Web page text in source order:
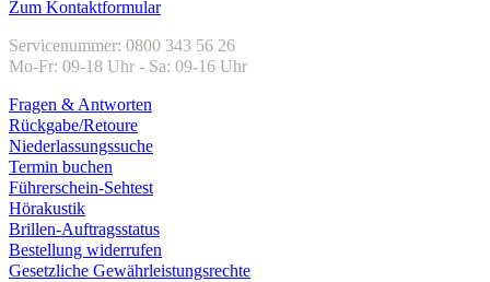
Zum Kontaktformular
Servicenummer: 0800 343 56 26
Mo-Fr: 09-18 Uhr - Sa: 09-16 Uhr
Fragen & Antworten
Rückgabe/Retoure
Niederlassungssuche
Termin buchen
Führerschein-Sehtest
Hörakustik
Brillen-Auftragsstatus
Bestellung widerrufen
Gesetzliche Gewährleistungsrechte